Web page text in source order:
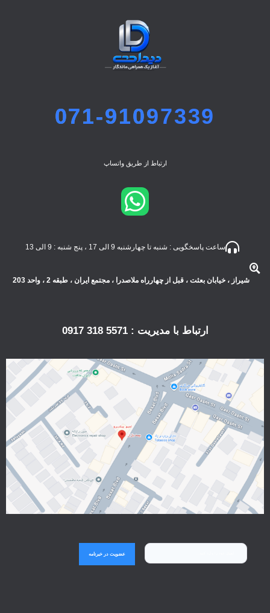
071-91097339
ارتباط از طریق واتساپ
ساعت پاسخگویی : شنبه تا چهارشنبه 9 الی 17 ، پنج شنبه : 9 الی 13
شیراز ، خیابان بعثت ، قبل از چهارراه ملاصدرا ، مجتمع ایران ، طبقه 2 ، واحد 203
ارتباط با مدیریت : 5571 318 0917
عضویت در خبرنامه